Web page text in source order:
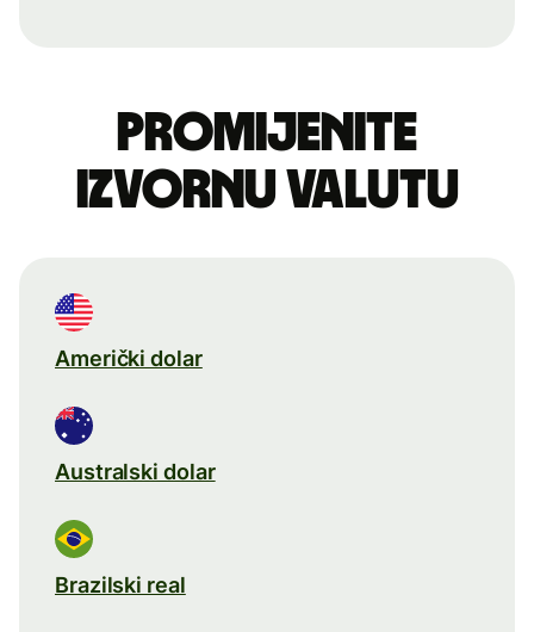
Promijenite
izvornu valutu
Američki dolar
Australski dolar
Brazilski real